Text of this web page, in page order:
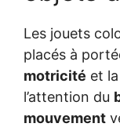
Les jouets
placés à
motricité et la
l’attention du
mouvement